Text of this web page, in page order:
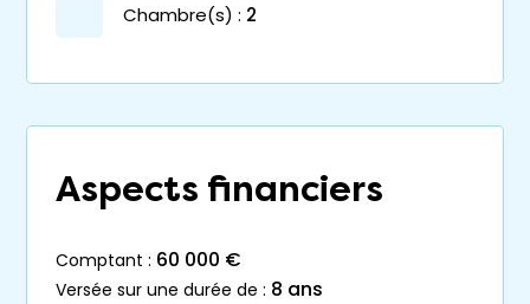
chambre(s) : 2
Aspects financiers
comptant : 60 000 €
versée sur une durée de : 8 ans